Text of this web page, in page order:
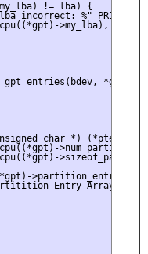
!= lba) {
incorrect: %" PRIx64 "
>my_lba), lba);
*gpt)))
char *) (*ptes),
Entry Array CRC